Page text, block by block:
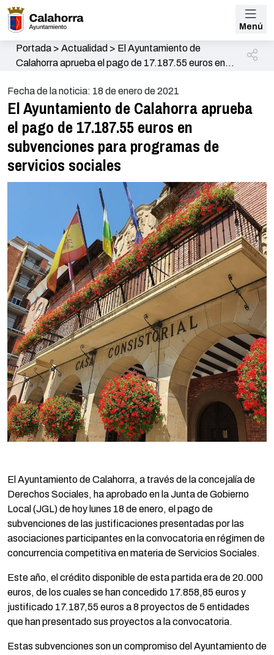
Menú
Portada> Actualidad > El Ayuntamiento de
Calahorra aprueba el pago de 17.187.55 euros en
Fecha de la noticia: 18 de enero de 2021
El Ayuntamiento de Calahorra aprueba
el pago de 17.187.55 euros en
subvenciones para programas de
servicios sociales
El Ayuntamiento de Calahorra, a través de la concejalía de
Derechos Sociales, ha aprobado en la Junta de Gobierno
Local (JGL) de hoy lunes 18 de enero, el pago de
subvenciones de las justificaciones presentadas por las
asociaciones participantes en la convocatoria en régimen de
concurrencia competitiva en materia de Servicios Sociales.
Este año, el crédito disponible de esta partida era de 20.000
euros, de los cuales se han concedido 17.858,85 euros y
justificado 17.187,55 euros a 8 proyectos de 5 entidades
que han presentado sus proyectos a la convocatoria.
Estas subvenciones son un compromiso del Ayuntamiento de